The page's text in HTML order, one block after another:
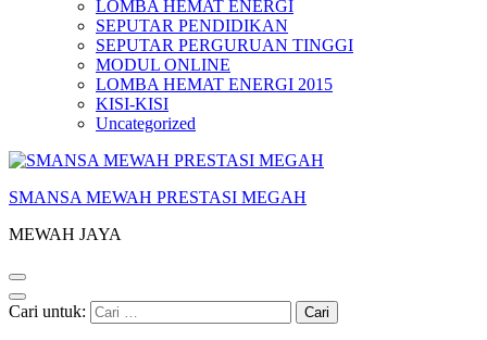
LOMBA HEMAT ENERGI
SEPUTAR PENDIDIKAN
SEPUTAR PERGURUAN TINGGI
MODUL ONLINE
LOMBA HEMAT ENERGI 2015
KISI-KISI
Uncategorized
SMANSA MEWAH PRESTASI MEGAH
MEWAH JAYA
Cari untuk: